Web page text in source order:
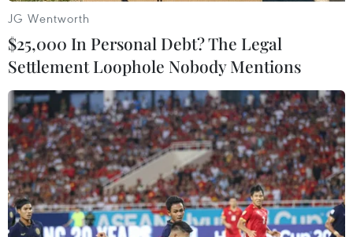
Ngoại trưởng Mỹ John Kerry trấn an các
đồng minh NATO
JG Wentworth
$25,000 In Personal Debt? The Legal
Settlement Loophole Nobody Mentions